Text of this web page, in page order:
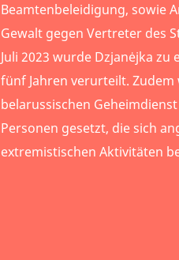
Beamtenbeleidigung, sowie
Gewalt gegen Vertreter des
Juli 2023 wurde Dzjanėjka
fünf Jahren verurteilt.
belarussischen
Personen gesetzt, die sich
extremistischen Aktivitäten